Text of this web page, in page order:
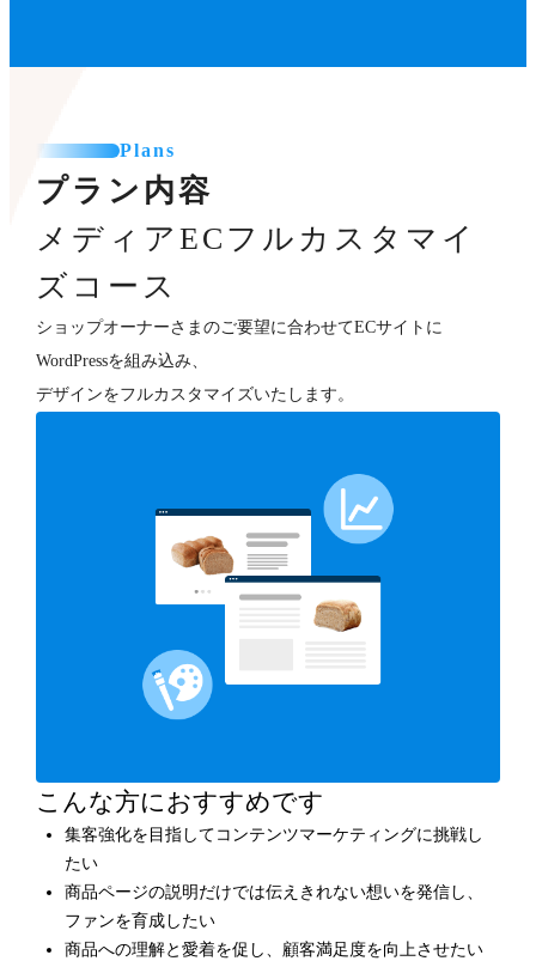
Plans
プラン内容
メディアECフルカスタマイ
ズコース
ショップオーナーさまのご要望に合わせてECサイトに
WordPressを組み込み、
デザインをフルカスタマイズいたします。
こんな方におすすめです
集客強化を目指してコンテンツマーケティングに挑戦し
たい
商品ページの説明だけでは伝えきれない想いを発信し、
ファンを育成したい
商品への理解と愛着を促し、顧客満足度を向上させたい